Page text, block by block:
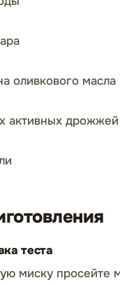
оливкового масла
активных дрожжей
теста
миску просейте